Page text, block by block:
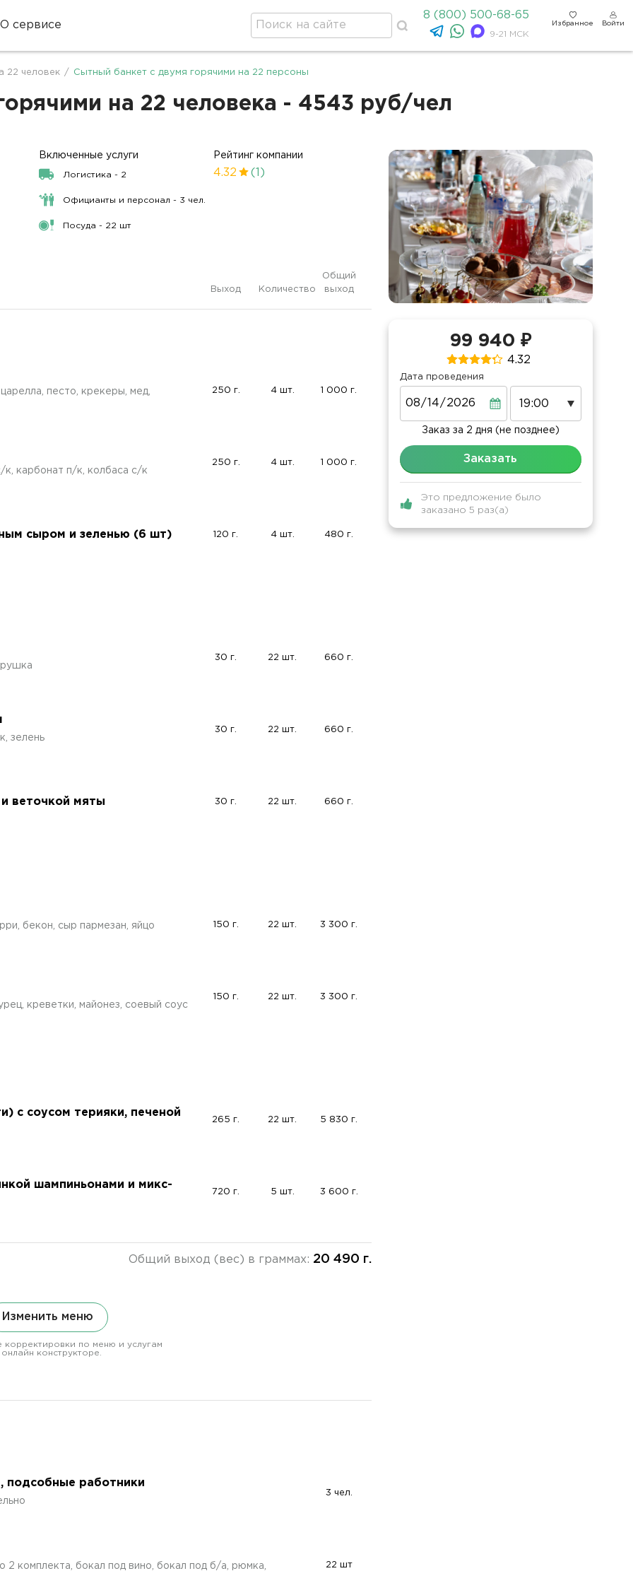
О сервисе
8 (800) 500-68-65
9-21 МСК
Избранное Войти
22 человек / Сытный банкет с двумя горячими на 22 персоны
на 22 человека - 4543 руб/чел
Включенные услуги
Логистика - 2
Официанты и персонал - 3 чел.
Посуда - 22 шт
Рейтинг компании
4.32 (1)
Выход Количество
Общий
выход
песто, крекеры, мед, 250 г. 4 шт. 1 000 г.
к, карбонат п/к, колбаса с/к
250 г. 4 шт. 1 000 г.
сыром и зеленью (6 шт) 120 г. 4 шт. 480 г.
30 г. 22 шт. 660 г.
зелень
30 г. 22 шт. 660 г.
веточкой мяты 30 г. 22 шт. 660 г.
бекон, сыр пармезан, яйцо 150 г. 22 шт. 3 300 г.
креветки, майонез, соевый соус
150 г. 22 шт. 3 300 г.
с соусом терияки, печеной
265 г. 22 шт. 5 830 г.
шампиньонами и микс-
720 г. 5 шт. 3 600 г.
Общий выход (вес) в граммах: 20 490 г.
Изменить меню
корректировки по меню и услугам
онлайн конструкторе.
подсобные работники
3 чел.
комплекта, бокал под вино, бокал под б/а, рюмка, 22 шт
99 940 ₽
4.32
Дата проведения
Заказ за 2 дня (не позднее)
Заказать
Это предложение было
заказано 5 раз(а)